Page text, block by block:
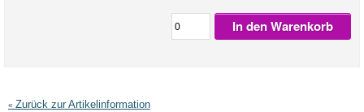
In den Warenkorb
« Zurück zur Artikelinformation